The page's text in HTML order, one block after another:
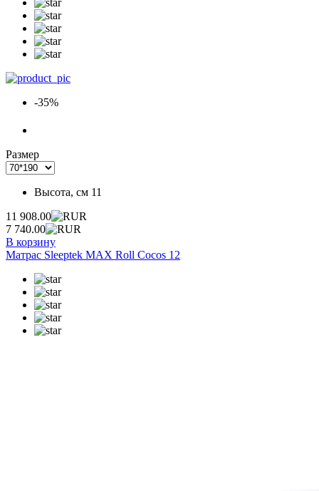
-35%
Размер
Высота, см 11
11 908.00
7 740.00
В корзину
Матрас Sleeptek MAX Roll Cocos 12